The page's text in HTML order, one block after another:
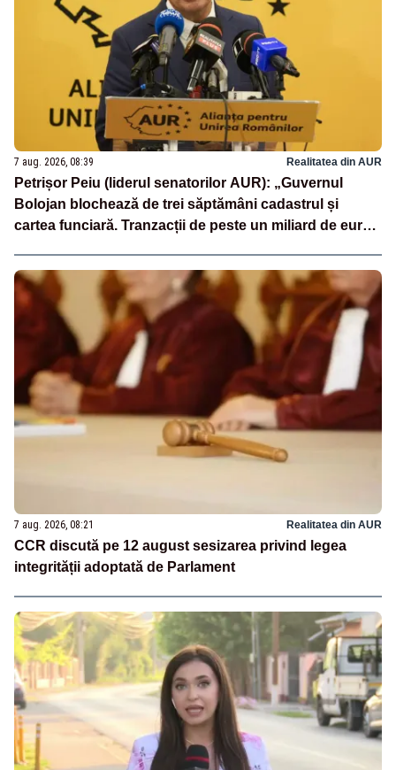
7 aug. 2026, 08:39 Realitatea din AUR
Petrișor Peiu (liderul senatorilor AUR): „Guvernul
Bolojan blochează de trei săptămâni cadastrul și
cartea funciară. Tranzacții de peste un miliard de euro
termen clar”
7 aug. 2026, 08:21 Realitatea din AUR
CCR discută pe 12 august sesizarea privind legea
integrității adoptată de Parlament